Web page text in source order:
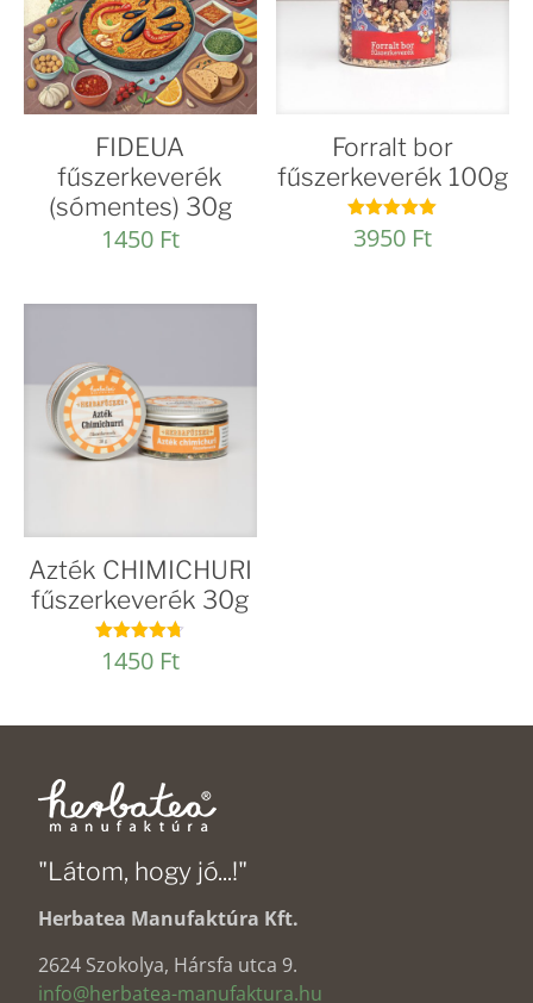
FIDEUA
fűszerkeverék
(sómentes) 30g
1450 Ft
Forralt bor
fűszerkeverék 100g
Értékelés:
4.97
3950 Ft
Azték CHIMICHURI
fűszerkeverék 30g
Értékelés:
4.67
1450 Ft
"Látom, hogy jó...!"
Herbatea Manufaktúra Kft.
2624 Szokolya, Hársfa utca 9.
info@herbatea-manufaktura.hu